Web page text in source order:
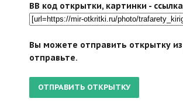
BB код открытки, картинки -
Вы можете отправить открытку
отправьте.